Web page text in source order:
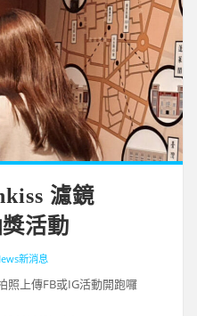
濾鏡
活動
新消息
照上傳FB或IG活動開跑囉